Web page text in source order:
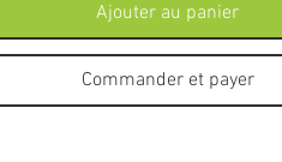
Ajouter au panier
Commander et payer